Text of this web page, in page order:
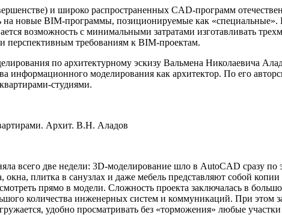
и широко распространенных CAD-программ
на новые BIM-программы, позиционируемые как
возможность с минимальными затратами изготавливать
перспективным требованиям к BIM-проектам.
по архитектурному эскизу Вальмена Николаевича
моделирования как архитектор. По его
студиями.
Архит. В.Н. Аладов
всего две недели: 3D-моделирование шло в AutoCAD сразу по
окна, плитка в санузлах и даже мебель представляют собой
прямо в модели. Сложность проекта заключалась в
количества инженерных систем и коммуникаций. При этом
удобно просматривать без «торможения» любые